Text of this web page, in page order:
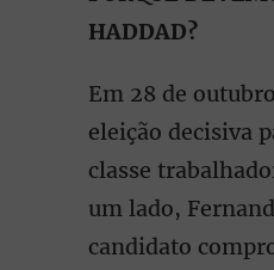
HADDAD?
Em 28 de
eleição decisiva
classe
um lado,
candidato